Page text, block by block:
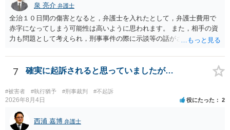
泉 亮介 弁護士
全治１０日間の傷害となると，弁護士を入れたとして，弁護士費用で
赤字になってしまう可能性は高いように思われます。 また，相手の資
力も問題として考えられ，刑事事件の際に示談等の話がされなかった
う。
7 確実に起訴されると思っていましたが…
#被害者 #執行猶予 #刑事裁判 #不起訴
2026年8月4日 役にたった 2
西浦 嘉博 弁護士